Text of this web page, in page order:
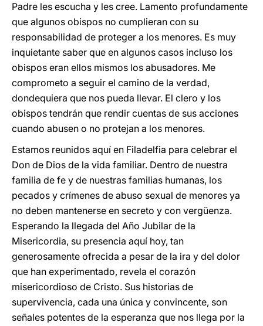
Padre les escucha y les cree. Lamento profundamente
que algunos obispos no cumplieran con su
responsabilidad de proteger a los menores. Es muy
inquietante saber que en algunos casos incluso los
obispos eran ellos mismos los abusadores. Me
comprometo a seguir el camino de la verdad,
dondequiera que nos pueda llevar. El clero y los
obispos tendrán que rendir cuentas de sus acciones
cuando abusen o no protejan a los menores.
Estamos reunidos aquí en Filadelfia para celebrar el
Don de Dios de la vida familiar. Dentro de nuestra
familia de fe y de nuestras familias humanas, los
pecados y crímenes de abuso sexual de menores ya
no deben mantenerse en secreto y con vergüenza.
Esperando la llegada del Año Jubilar de la
Misericordia, su presencia aquí hoy, tan
generosamente ofrecida a pesar de la ira y del dolor
que han experimentado, revela el corazón
misericordioso de Cristo. Sus historias de
supervivencia, cada una única y convincente, son
señales potentes de la esperanza que nos llega por la